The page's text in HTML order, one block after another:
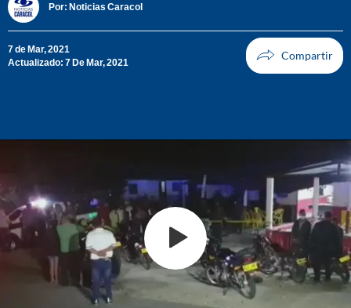
Por: Noticias Caracol
7 de Mar, 2021
Actualizado: 7 De Mar, 2021